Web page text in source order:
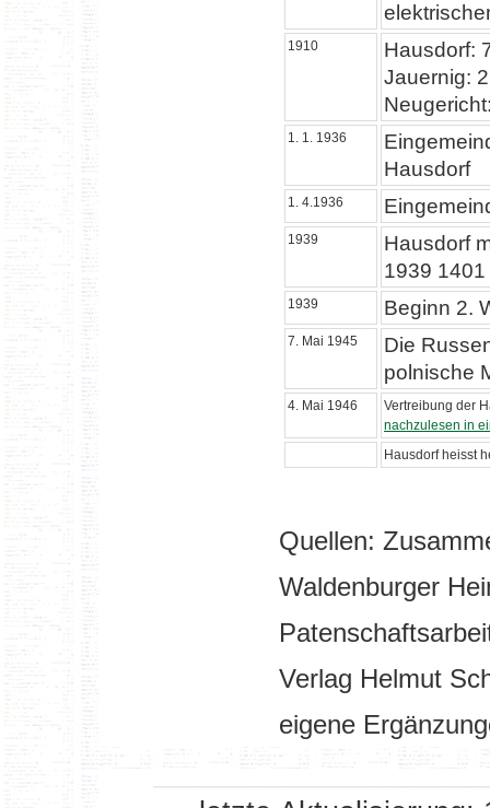
1910
Hausdorf:
Jauernig:
1. 1. 1936
Hausdorf
1. 4.1936
1939
Hausdorf
1939
1939 Beginn 2.
7. Mai 1945
Die
polnische
4. Mai 1946
Vertreibung der
nachzulesen in
Hausdorf heisst
Quellen:
Waldenburger
Verlag Helmut
eigene